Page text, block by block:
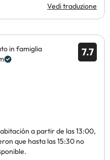
Vedi traduzione
7.7
in famiglia
a partir de las 13:00,
que hasta las 15:30 no